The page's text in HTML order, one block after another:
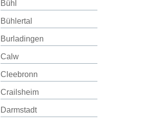
Bühl
Bühlertal
Burladingen
Calw
Cleebronn
Crailsheim
Darmstadt